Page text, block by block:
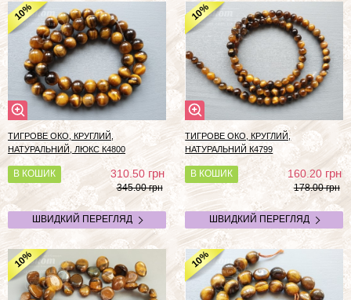
10%
ТИГРОВЕ ОКО, КРУГЛИЙ,
НАТУРАЛЬНИЙ, ЛЮКС К4800
В КОШИК 310.50грн
345.00 грн
ШВИДКИЙ ПЕРЕГЛЯД
10%
ТИГРОВЕ ОКО, КРУГЛИЙ,
НАТУРАЛЬНИЙ К4799
В КОШИК 160.20грн
178.00 грн
ШВИДКИЙ ПЕРЕГЛЯД
10% 10%